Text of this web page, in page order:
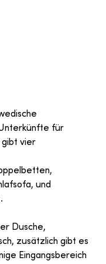
für
gibt vier
und
Dusche,
zusätzlich gibt es
Eingangsbereich